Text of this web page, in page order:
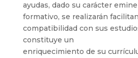
ayudas, dado su carácter
formativo, se realizarán
compatibilidad con sus
constituye un
enriquecimiento de su